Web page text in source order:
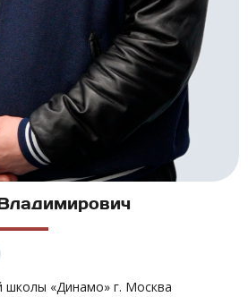
школы «Динамо» г. Москва